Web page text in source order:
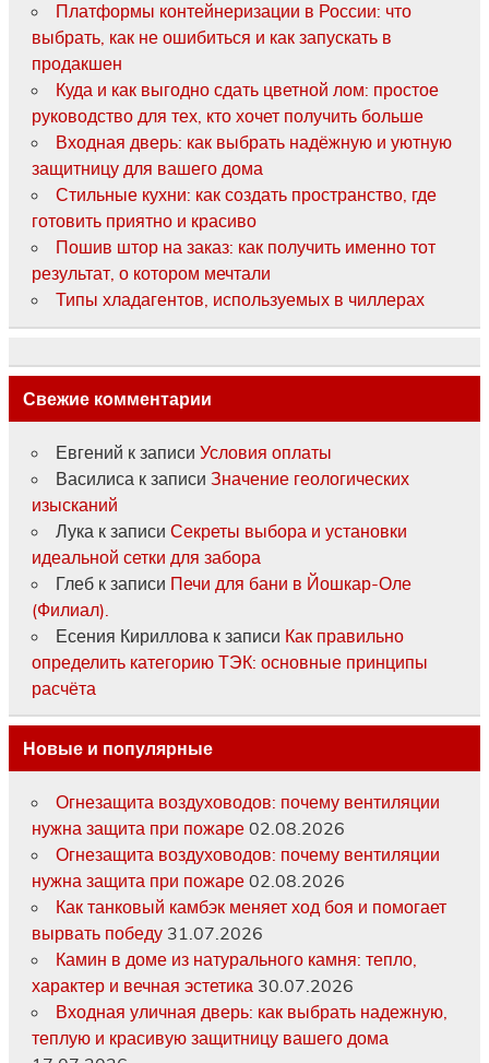
Платформы контейнеризации в России: что
выбрать, как не ошибиться и как запускать в
продакшен
Куда и как выгодно сдать цветной лом: простое
руководство для тех, кто хочет получить больше
Входная дверь: как выбрать надёжную и уютную
защитницу для вашего дома
Стильные кухни: как создать пространство, где
готовить приятно и красиво
Пошив штор на заказ: как получить именно тот
результат, о котором мечтали
Типы хладагентов, используемых в чиллерах
Свежие комментарии
Евгений к записи Условия оплаты
Василиса к записи Значение геологических
изысканий
Лука к записи Секреты выбора и установки
идеальной сетки для забора
Глебк записи Печи для бани в Йошкар-Оле
(Филиал).
Есения Кириллова к записи Как правильно
определить категорию ТЭК: основные принципы
расчёта
Новые и популярные
Огнезащита воздуховодов: почему вентиляции
нужна защита при пожаре 02.08.2026
Огнезащита воздуховодов: почему вентиляции
нужна защита при пожаре 02.08.2026
Как танковый камбэк меняет ход боя и помогает
вырвать победу 31.07.2026
Камин в доме из натурального камня: тепло,
характер и вечная эстетика 30.07.2026
Входная уличная дверь: как выбрать надежную,
теплую и красивую защитницу вашего дома